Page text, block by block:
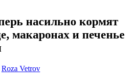
насильно кормят
макаронах и печенье
Roza Vetrov